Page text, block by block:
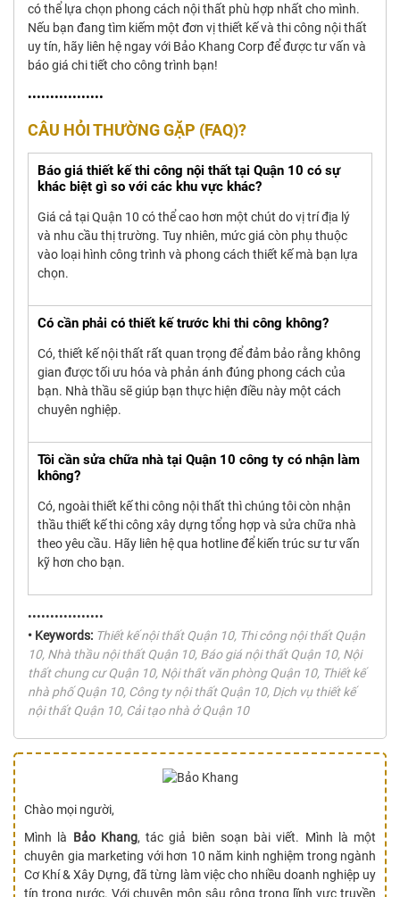
có thể lựa chọn phong cách nội thất phù hợp nhất cho mình.
Nếu bạn đang tìm kiếm một đơn vị thiết kế và thi công nội thất
uy tín, hãy liên hệ ngay với Bảo Khang Corp để được tư vấn và
báo giá chi tiết cho công trình bạn!
•••••••••••••••••
CÂU HỎI THƯỜNG GẶP (FAQ)?
Báo giá thiết kế thi công nội thất tại Quận 10 có sự
khác biệt gì so với các khu vực khác?
Giá cả tại Quận 10 có thể cao hơn một chút do vị trí địa lý
và nhu cầu thị trường. Tuy nhiên, mức giá còn phụ thuộc
vào loại hình công trình và phong cách thiết kế mà bạn lựa
chọn.
Có cần phải có thiết kế trước khi thi công không?
Có, thiết kế nội thất rất quan trọng để đảm bảo rằng không
gian được tối ưu hóa và phản ánh đúng phong cách của
bạn. Nhà thầu sẽ giúp bạn thực hiện điều này một cách
chuyên nghiệp.
Tôi cần sửa chữa nhà tại Quận 10 công ty có nhận làm
không?
Có, ngoài thiết kế thi công nội thất thì chúng tôi còn nhận
thầu thiết kế thi công xây dựng tổng hợp và sửa chữa nhà
theo yêu cầu. Hãy liên hệ qua hotline để kiến trúc sư tư vấn
kỹ hơn cho bạn.
•••••••••••••••••
• Keywords: Thiết kế nội thất Quận 10, Thi công nội thất Quận
10, Nhà thầu nội thất Quận 10, Báo giá nội thất Quận 10, Nội
thất chung cư Quận 10, Nội thất văn phòng Quận 10, Thiết kế
nhà phố Quận 10, Công ty nội thất Quận 10, Dịch vụ thiết kế
nội thất Quận 10, Cải tạo nhà ở Quận 10
Chào mọi người,
Mình là Bảo Khang, tác giả biên soạn bài viết. Mình là một
chuyên gia marketing với hơn 10 năm kinh nghiệm trong ngành
Cơ Khí & Xây Dựng, đã từng làm việc cho nhiều doanh nghiệp uy
tín trong nước. Với chuyên môn sâu rộng trong lĩnh vực truyền